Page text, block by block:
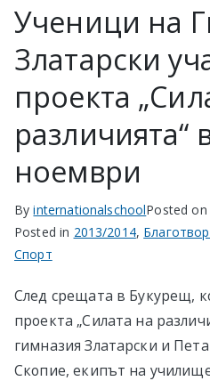
Ученици на
Златарски
проекта
различията“
ноември
ByinternationalschoolPosted on
Posted in 2013/2014,
Спорт
След срещата в Букурещ,
проекта „Силата на
гимназия Златарски и
Скопие, екипът на